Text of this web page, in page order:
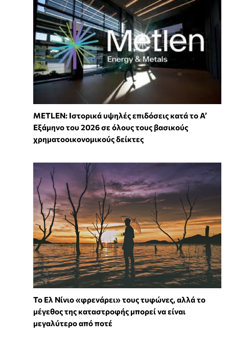
METLEN: Ιστορικά υψηλές επιδόσεις κατά το Α’
Εξάμηνο του 2026 σε όλους τους βασικούς
χρηματοοικονομικούς δείκτες
Το Ελ Νίνιο «φρενάρει» τους τυφώνες, αλλά το
μέγεθος της καταστροφής μπορεί να είναι
μεγαλύτερο από ποτέ